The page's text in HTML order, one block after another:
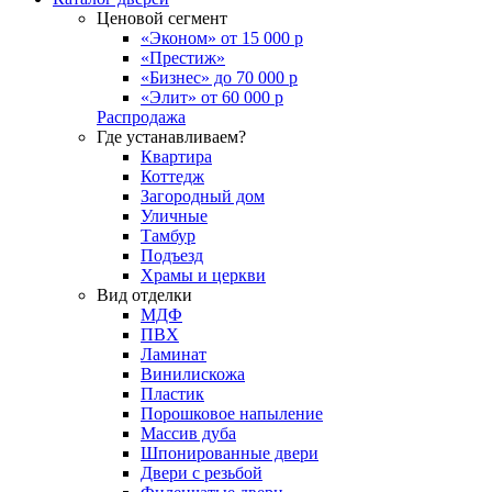
Ценовой сегмент
«Эконом» от 15 000 р
«Престиж»
«Бизнес» до 70 000 р
«Элит» от 60 000 р
Распродажа
Где устанавливаем?
Квартира
Коттедж
Загородный дом
Уличные
Тамбур
Подъезд
Храмы и церкви
Вид отделки
МДФ
ПВХ
Ламинат
Винилискожа
Пластик
Порошковое напыление
Массив дуба
Шпонированные двери
Двери с резьбой